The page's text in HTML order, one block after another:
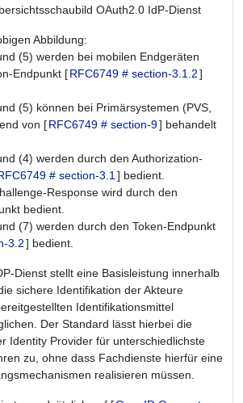
OAuth2.0 IdP-Dienst
Abbildung:
(5) werden bei mobilen Endgeräten
Endpunkt [RFC6749 # section-3.1.2]
(5) können bei Primärsystemen (PVS,
von [RFC6749 # section-9] behandelt
(4) werden durch den Authorization-
# section-3.1 ] bedient.
Response wird durch den
bedient.
(7) werden durch den Token-Endpunkt
3.2] bedient.
Dienst stellt eine Basisleistung innerhalb
sichere Identifikation der Akteure
Identifikationsmittel
Der Standard lässt hierbei die
Identity Provider für unterschiedlichste
zu, ohne dass Fachdienste hierfür eine
realisieren müssen.